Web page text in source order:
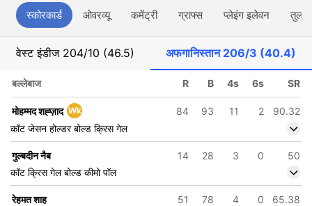
स्कोरकार्ड ओवरव्यू कमेंट्री ग्राफ्स प्लेइंग इलेवन तुलना
वेस्ट इंडीज 204/10 (46.5) अफगानिस्तान 206/3 (40.4)
बल्लेबाज R B 4s 6s SR
मोहम्मद शह्ज़ाद Wk 84 93 11 2
90.32
कॉट जेसन होल्डर बोल्ड क्रिस गेल
गुल्बदीन नैब 14 28 3 0
50
कॉट क्रिस गेल बोल्ड कीमो पॉल
रेहमत शाह 51 78 4 0
65.38